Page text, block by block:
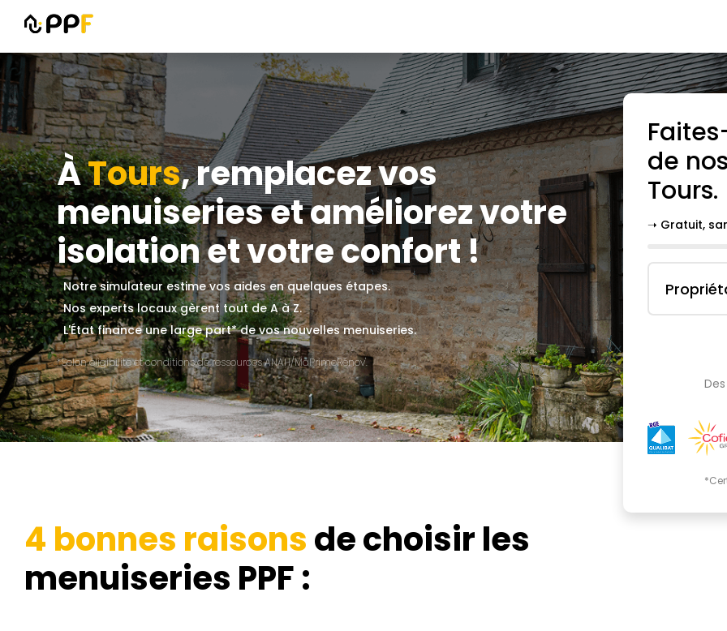
ÀTours, remplacez vos
menuiseries et améliorez votre
isolation et votre confort !
Notre simulateur estime vos aides en quelques étapes.
Nos experts locaux gèrent tout de A à Z.
L'État finance une large part* de vos nouvelles menuiseries.
*Selon éligibilité et conditions de ressources ANAH/MaPrimeRénov'.
de
Tours.
➝ Gratuit,
4 bonnes raisonsde choisir les
menuiseries PPF :